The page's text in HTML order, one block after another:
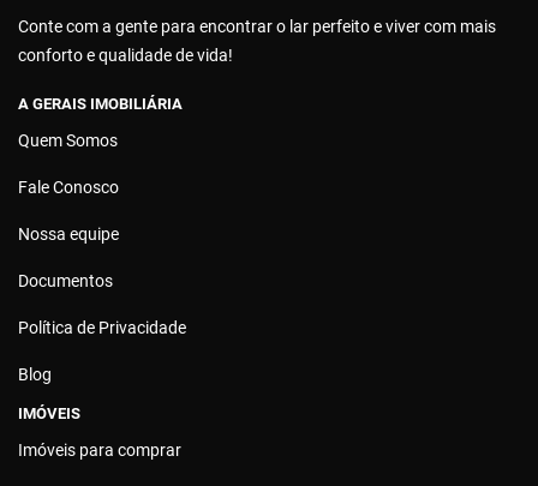
Conte com a gente para encontrar o lar perfeito e viver com mais
conforto e qualidade de vida!
A GERAIS IMOBILIÁRIA
Quem Somos
Fale Conosco
Nossa equipe
Documentos
Política de Privacidade
Blog
IMÓVEIS
Imóveis para comprar